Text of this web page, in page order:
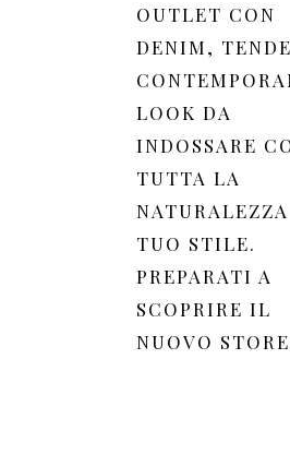
OUTLET CON
DENIM,
LOOK DA
INDOSSARE
TUTTA LA
TUO STILE.
PREPARATI A
SCOPRIRE IL
NUOVO